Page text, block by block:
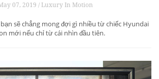
07, 2019 / Luxury In Motion
sẽ chẳng mong đợi gì nhiều từ chiếc Hyundai
mới nếu chỉ từ cái nhìn đầu tiên.